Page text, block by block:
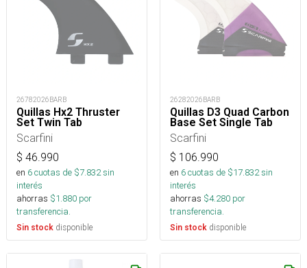
26782026BARB
Quillas Hx2 Thruster
Set Twin Tab
Scarfini
$ 46.990
en 6cuotas de $7.832sin
interés
ahorras $1.880 por
transferencia.
Sin stock disponible
26282026BARB
Quillas D3 Quad Carbon
Base Set Single Tab
Scarfini
$ 106.990
en 6cuotas de $17.832sin
interés
ahorras $4.280 por
transferencia.
Sin stock disponible